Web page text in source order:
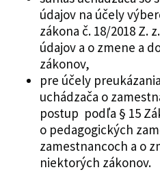
údajov na účely
zákona č. 18/2018 Z.
údajov a o zmene a
zákonov,
pre účely
uchádzača o
postup podľa § 15
o pedagogických
zamestnancoch a o
niektorých zákonov.